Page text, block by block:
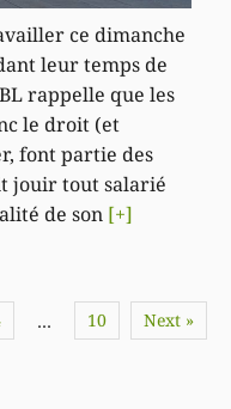
ce dimanche
leur temps de
rappelle que les
le droit (et
font partie des
jouir tout salarié
de son [+]
… 10 Next »